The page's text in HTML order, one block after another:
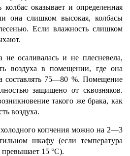
колбас оказывает и определенная
она слишком высокая, колбасы
Если влажность слишком
не осаливалась и не плесневела,
воздуха в помещении, где она
составлять 75—80 %. Помещение
защищено от сквозняков.
такого же брака, как
воздуха.
копчения можно на 2—3
шкафу (если температура
15 °С).